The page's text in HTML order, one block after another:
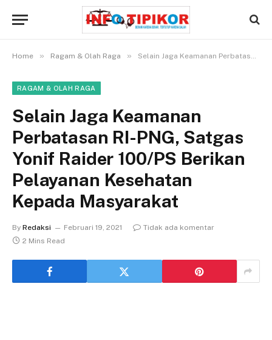
Home » Ragam & Olah Raga » Selain Jaga Keamanan Perbatasan RI-PNG, Satgas Yonif Raider 100/PS Berikan Pelayanan Kesehatan Kepada Masyarakat
RAGAM & OLAH RAGA
Selain Jaga Keamanan
Perbatasan RI-PNG, Satgas
Yonif Raider 100/PS Berikan
Pelayanan Kesehatan
Kepada Masyarakat
By Redaksi Februari 19, 2021
Tidak ada komentar
2 Mins Read